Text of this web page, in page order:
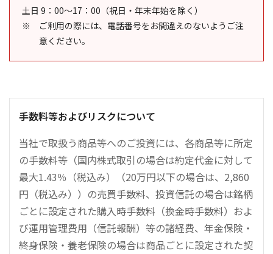
土日 9：00～17：00（祝日・年末年始を除く）
ご利用の際には、電話番号をお間違えのないようご注
意ください。
手数料等およびリスクについて
当社で取扱う商品等へのご投資には、各商品等に所定
の手数料等（国内株式取引の場合は約定代金に対して
最大1.43％（税込み）（20万円以下の場合は、2,860
円（税込み））の売買手数料、投資信託の場合は銘柄
ごとに設定された購入時手数料（換金時手数料）およ
び運用管理費用（信託報酬）等の諸経費、年金保険・
終身保険・養老保険の場合は商品ごとに設定された契